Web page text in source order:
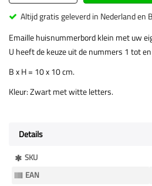
Altijd gratis geleverd in Nederland en
Emaille huisnummerbord klein met uw
U heeft de keuze uit de nummers 1 tot
B x H = 10 x 10 cm.
Kleur: Zwart met witte letters.
Details
Meer
Informatie
SKU
EAN